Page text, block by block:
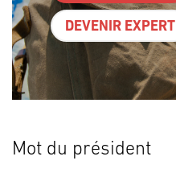
DEVENIR EXPERT
Mot du président